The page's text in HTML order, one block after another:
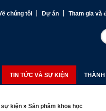
chúng tôi Dự án Tham gia và
TIN TỨC VÀ SỰ KIỆN THÀNH
sự kiện » Sản phẩm khoa học